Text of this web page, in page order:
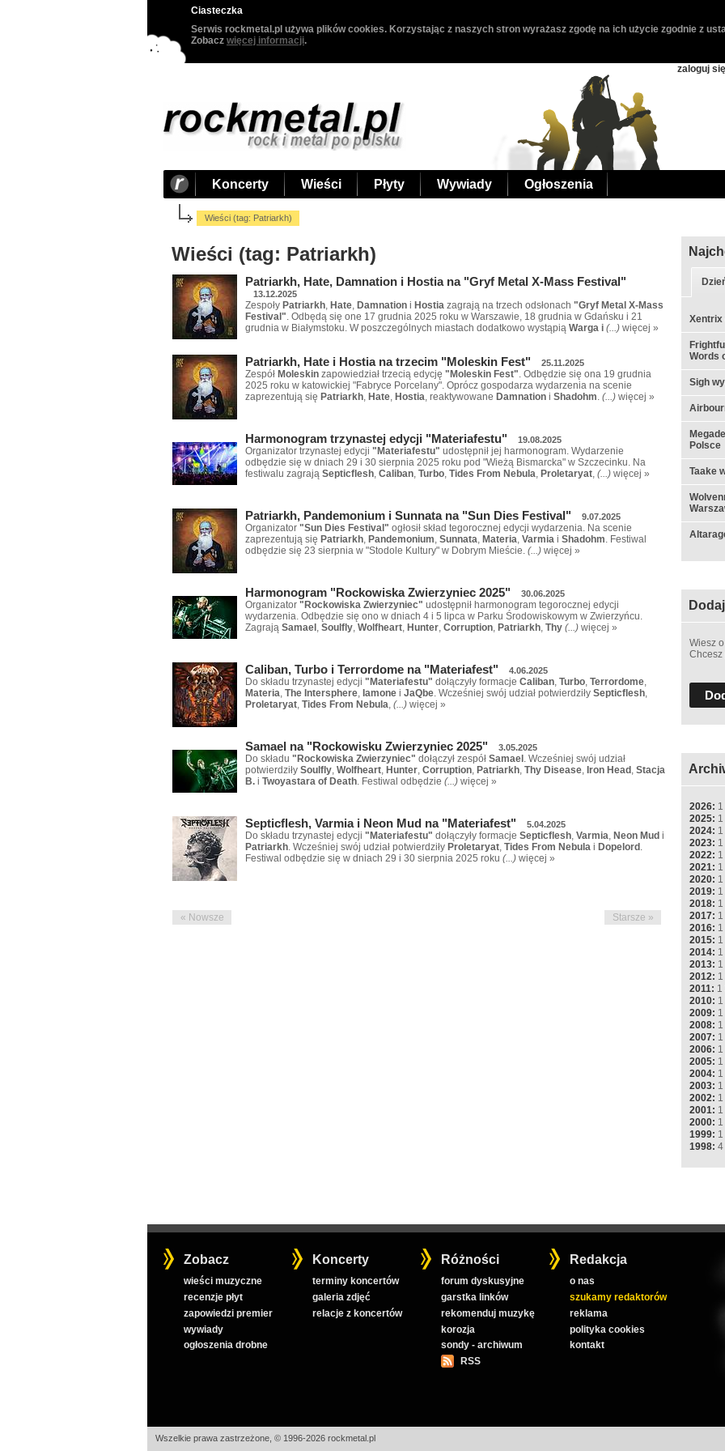
Ciasteczka
Serwis rockmetal.pl używa plików cookies. Korzystając z naszych stron wyrażasz zgodę na ich użycie zgodnie z
Zobacz więcej informacji.
zaloguj się
Koncerty Wieści Płyty Wywiady Ogłoszenia
Wieści (tag: Patriarkh)
Wieści (tag: Patriarkh)
Patriarkh, Hate, Damnation i Hostia na "Gryf Metal X-Mass Festival"
13.12.2025
Zespoły Patriarkh, Hate, Damnation i Hostia zagrają na trzech odsłonach "Gryf Metal X-Mass
Festival". Odbędą się one 17 grudnia 2025 roku w Warszawie, 18 grudnia w Gdańsku i 21
grudnia w Białymstoku. W poszczególnych miastach dodatkowo wystąpią Warga i (...) więcej »
Patriarkh, Hate i Hostia na trzecim "Moleskin Fest" 25.11.2025
Zespół Moleskin zapowiedział trzecią edycję "Moleskin Fest". Odbędzie się ona 19 grudnia
2025 roku w katowickiej "Fabryce Porcelany". Oprócz gospodarza wydarzenia na scenie
zaprezentują się Patriarkh, Hate, Hostia, reaktywowane Damnation i Shadohm. (...) więcej »
Harmonogram trzynastej edycji "Materiafestu" 19.08.2025
Organizator trzynastej edycji "Materiafestu" udostępnił jej harmonogram. Wydarzenie
odbędzie się w dniach 29 i 30 sierpnia 2025 roku pod "Wieżą Bismarcka" w Szczecinku. Na
festiwalu zagrają Septicflesh, Caliban, Turbo, Tides From Nebula, Proletaryat, (...) więcej »
Patriarkh, Pandemonium i Sunnata na "Sun Dies Festival" 9.07.2025
Organizator "Sun Dies Festival" ogłosił skład tegorocznej edycji wydarzenia. Na scenie
zaprezentują się Patriarkh, Pandemonium, Sunnata, Materia, Varmia i Shadohm. Festiwal
odbędzie się 23 sierpnia w "Stodole Kultury" w Dobrym Mieście. (...) więcej »
Harmonogram "Rockowiska Zwierzyniec 2025" 30.06.2025
Organizator "Rockowiska Zwierzyniec" udostępnił harmonogram tegorocznej edycji
wydarzenia. Odbędzie się ono w dniach 4 i 5 lipca w Parku Środowiskowym w Zwierzyńcu.
Zagrają Samael , Soulfly, Wolfheart, Hunter, Corruption, Patriarkh, Thy (...) więcej »
Caliban, Turbo i Terrordome na "Materiafest" 4.06.2025
Do składu trzynastej edycji "Materiafestu" dołączyły formacje Caliban, Turbo, Terrordome,
Materia, The Intersphere, Iamone i JaQbe. Wcześniej swój udział potwierdziły Septicflesh,
Proletaryat, Tides From Nebula, (...) więcej »
Samael na "Rockowisku Zwierzyniec 2025" 3.05.2025
Do składu "Rockowiska Zwierzyniec" dołączył zespół Samael . Wcześniej swój udział
potwierdziły Soulfly, Wolfheart, Hunter, Corruption, Patriarkh, Thy Disease, Iron Head , Stacja
B. i Twoyastara of Death. Festiwal odbędzie (...) więcej »
Septicflesh, Varmia i Neon Mud na "Materiafest" 5.04.2025
Do składu trzynastej edycji "Materiafestu" dołączyły formacje Septicflesh, Varmia, Neon Mud i
Patriarkh. Wcześniej swój udział potwierdziły Proletaryat, Tides From Nebula i Dopelord .
Festiwal odbędzie się w dniach 29 i 30 sierpnia 2025 roku (...) więcej »
« Nowsze Starsze »
Xentrix
Words
Sigh
Polsce
Taake
Wiesz
Chcesz
2026: 1
2025: 1
2024: 1
2023: 1
2022: 1
2021: 1
2020: 1
2019: 1
2018: 1
2017: 1
2016: 1
2015: 1
2014: 1
2013: 1
2012: 1
2011: 1
2010: 1
2009: 1
2008: 1
2007: 1
2006: 1
2005: 1
2004: 1
2003: 1
2002: 1
2001: 1
2000: 1
1999: 1
1998: 4
Zobacz
wieści muzyczne
recenzje płyt
zapowiedzi premier
wywiady
ogłoszenia drobne
Koncerty
terminy koncertów
galeria zdjęć
relacje z koncertów
Różności
forum dyskusyjne
garstka linków
rekomenduj muzykę
korozja
sondy - archiwum
RSS
Redakcja
o nas
szukamy redaktorów
reklama
polityka cookies
kontakt
Wszelkie prawa zastrzeżone, © 1996-2026 rockmetal.pl